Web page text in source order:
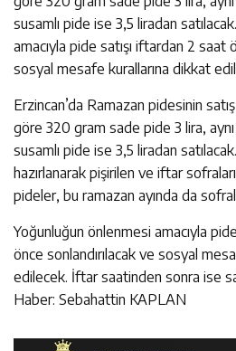
susamlı pide ise 3,5 liradan
amacıyla pide satışı iftardan 2 saat
sosyal mesafe kurallarına dikkat
Erzincan’da Ramazan pidesinin
göre 320 gram sade pide 3 lira,
susamlı pide ise 3,5 liradan
hazırlanarak pişirilen ve iftar
pideler, bu ramazan ayında da
Yoğunluğun önlenmesi amacıyla
önce sonlandırılacak ve sosyal
edilecek. İftar saatinden sonra ise
Haber: Sebahattin KAPLAN